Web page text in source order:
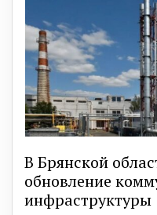
В Брянской
обновление
инфраструктуры